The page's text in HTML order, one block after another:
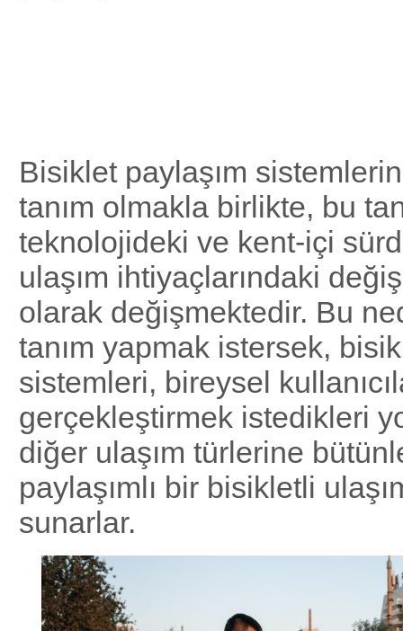
Bisiklet paylaşım
tanım olmakla birlikte, bu
teknolojideki ve kent-içi
ulaşım ihtiyaçlarındaki
olarak değişmektedir. Bu
tanım yapmak istersek,
sistemleri, bireysel
gerçekleştirmek istedikleri
diğer ulaşım türlerine
paylaşımlı bir bisikletli
sunarlar.